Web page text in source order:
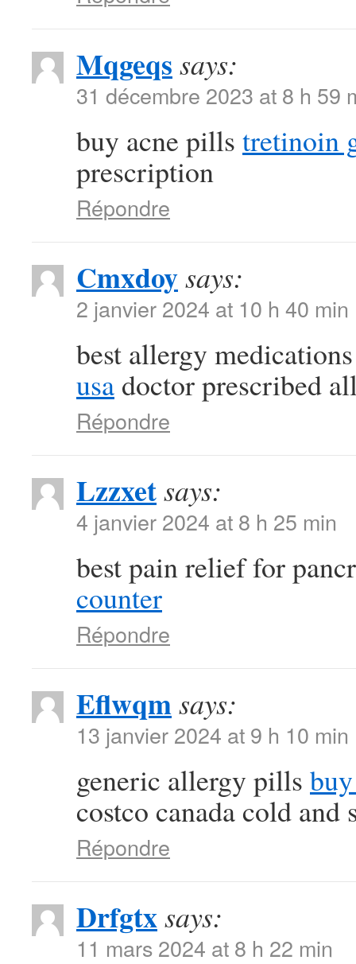
Mqgeqs says:
31 décembre 2023 at 8 h 59
buy acne pills tretinoin
prescription
Répondre
Cmxdoysays:
2 janvier 2024 at 10 h 40 min
best allergy
usa doctor prescribed
Répondre
Lzzxetsays:
4 janvier 2024 at 8 h 25 min
best pain relief for
counter
Répondre
Eflwqmsays:
13 janvier 2024 at 9 h 10 min
generic allergy pills
costco canada cold and
Répondre
Drfgtxsays:
11 mars 2024 at 8 h 22 min